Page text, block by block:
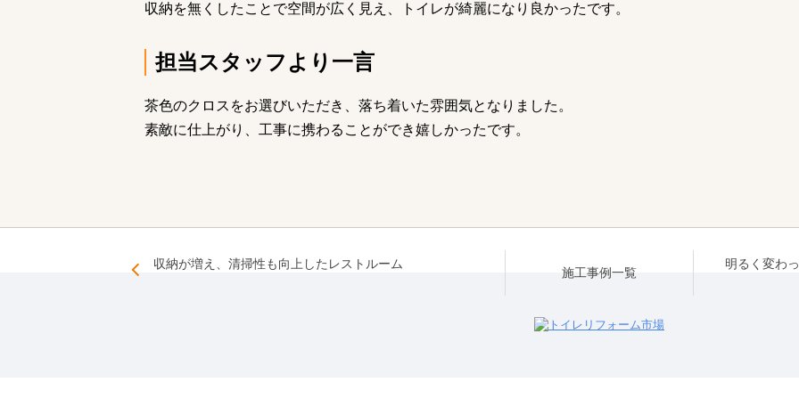
収納を無くしたことで空間が広く見え、トイレが綺麗になり良かったです。
担当スタッフより一言
茶色のクロスをお選びいただき、落ち着いた雰囲気となりました。
素敵に仕上がり、工事に携わることができ嬉しかったです。
収納が増え、清掃性も向上したレストルーム 明るく変わ
施工事例一覧